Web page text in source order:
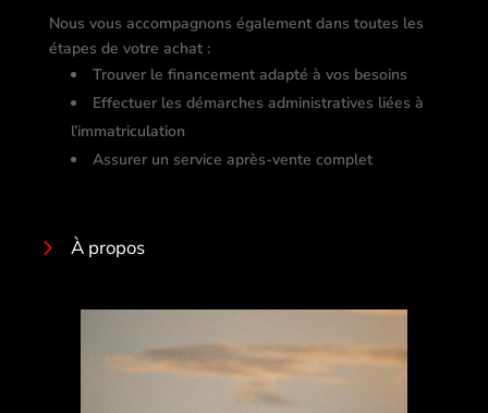
Nous vous accompagnons également dans toutes les
étapes de votre achat :
Trouver le financement adapté à vos besoins
Effectuer les démarches administratives liées à
l’immatriculation
Assurer un service après-vente complet
À propos